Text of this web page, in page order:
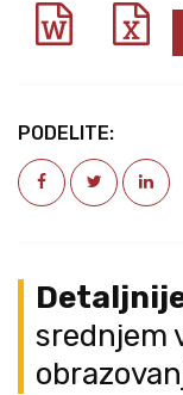
PODELITE:
srednjem